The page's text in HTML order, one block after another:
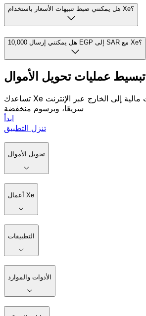
هل يمكنني ضبط تنبيهات الأسعار باستخدام Xe؟
هل يمكنني إرسال 10,000 EGP إلى SAR مع Xe؟
تبسيط عمليات تحويل الأموال
تساعدك Xe على إرسال تحويلات مالية إلى الخارج عبر الإنترنت
سريعًا، وبرسوم منخفضة
ابدأ
تنزل التطبيق
تحويل الأموال
أعمال Xe
التطبيقات
الأدوات والموارد